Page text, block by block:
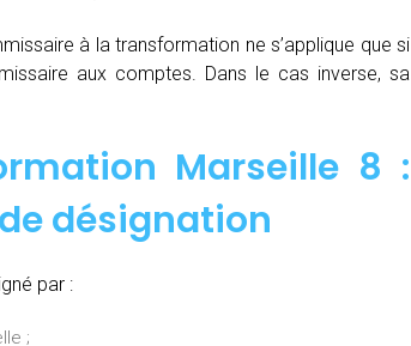
à la transformation ne s’applique que si
aux comptes. Dans le cas inverse, sa
Marseille 8 :
désignation
par :
;